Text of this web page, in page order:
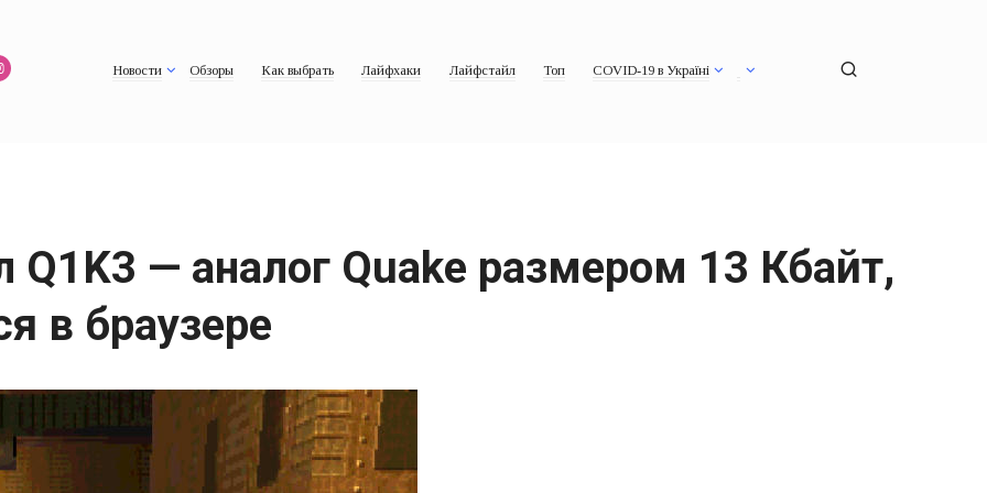
Новости Обзоры Как выбрать Лайфхаки Лайфстайл Топ COVID-19 в Україні
Q1K3 — аналог Quake размером 13 Кбайт,
в браузере